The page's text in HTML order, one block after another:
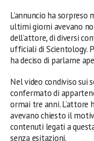
L’annuncio ha
ultimi giorni avevano
dell’attore, di diversi
ufficiali di Scientology.
ha deciso di parlarne
Nel video condiviso sui
confermato di
ormai tre anni. L’attore
avevano chiesto il
contenuti legati a
senza esitazioni.